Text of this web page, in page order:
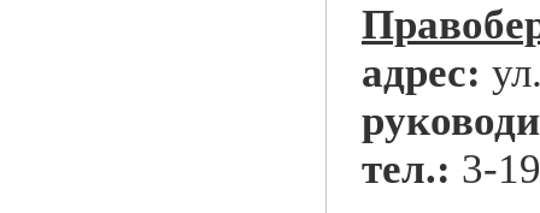
адрес:
тел.: 3-